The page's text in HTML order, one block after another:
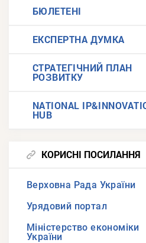
БЮЛЕТЕНІ
ЕКСПЕРТНА ДУМКА
СТРАТЕГІЧНИЙ ПЛАН
РОЗВИТКУ
NATIONAL
HUB
КОРИСНІ ПОСИЛАННЯ
Верховна Рада України
Урядовий портал
Міністерство економіки
України